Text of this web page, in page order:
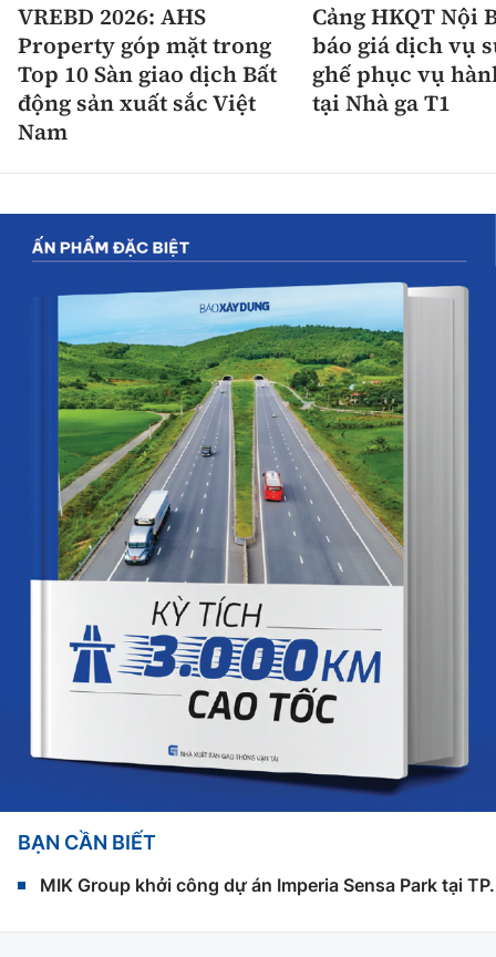
VREBD 2026: AHS
Property góp mặt trong
Top 10 Sàn giao dịch Bất
động sản xuất sắc Việt
Nam
Cảng HKQT Nội
báo giá dịch vụ
ghế phục vụ
tại Nhà ga T1
BẠN CẦN BIẾT
MIK Group khởi công dự án Imperia Sensa Park tại